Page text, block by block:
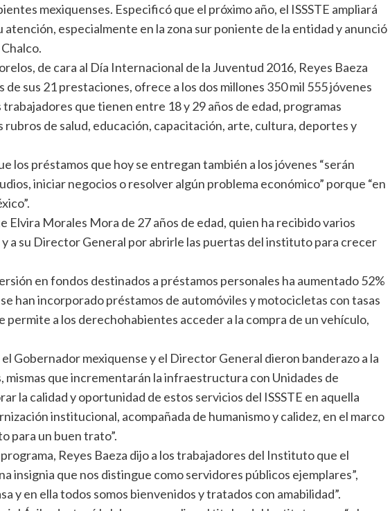
mexiquenses. Especificó que el próximo año, el ISSSTE ampliará
especialmente en la zona sur poniente de la entidad y anunció
de cara al Día Internacional de la Juventud 2016, Reyes Baeza
sus 21 prestaciones, ofrece a los dos millones 350 mil 555 jóvenes
que tienen entre 18 y 29 años de edad, programas
de salud, educación, capacitación, arte, cultura, deportes y
los préstamos que hoy se entregan también a los jóvenes “serán
iniciar negocios o resolver algún problema económico” porque “en
Elvira Morales Mora de 27 años de edad, quien ha recibido varios
y a su Director General por abrirle las puertas del instituto para crecer
en fondos destinados a préstamos personales ha aumentado 52%
han incorporado préstamos de automóviles y motocicletas con tasas
a los derechohabientes acceder a la compra de un vehículo,
Gobernador mexiquense y el Director General dieron banderazo a la
mismas que incrementarán la infraestructura con Unidades de
la calidad y oportunidad de estos servicios del ISSSTE en aquella
institucional, acompañada de humanismo y calidez, en el marco
para un buen trato”.
Reyes Baeza dijo a los trabajadores del Instituto que el
insignia que nos distingue como servidores públicos ejemplares”,
y en ella todos somos bienvenidos y tratados con amabilidad”.